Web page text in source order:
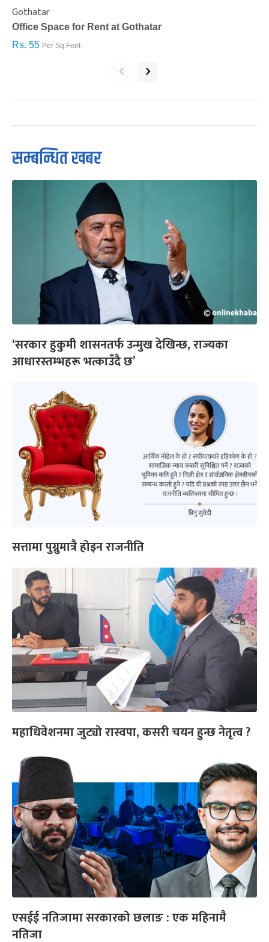
Gothatar
Office Space for Rent at Gothatar
Rs. 55 Per Sq.Feet
‹ ›
सम्बन्धित खबर
‘सरकार हुकुमी शासनतर्फ उन्मुख देखिन्छ, राज्यका
आधारस्तम्भहरू भत्काउँदै छ’
सत्तामा पुग्नुमात्रै होइन राजनीति
महाधिवेशनमा जुट्यो रास्वपा, कसरी चयन हुन्छ नेतृत्व ?
एसईई नतिजामा सरकारको छलाङ : एक महिनामै
नतिजा